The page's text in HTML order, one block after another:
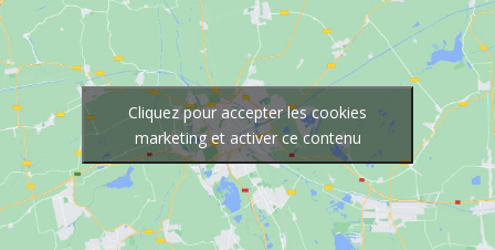
Cliquez pour accepter les cookies
marketing et activer ce contenu